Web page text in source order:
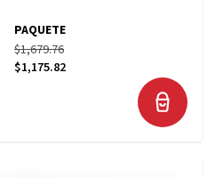
PAQUETE
$1,679.76
$1,175.82